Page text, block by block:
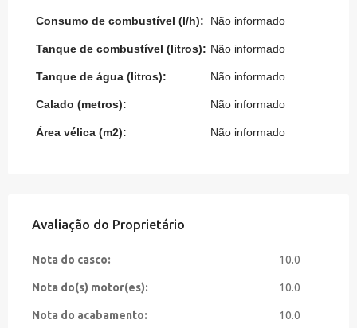
Consumo de combustível (l/h): Não informado
Tanque de combustível (litros): Não informado
Tanque de água (litros): Não informado
Calado (metros): Não informado
Área vélica (m2): Não informado
Avaliação do Proprietário
Nota do casco: 10.0
Nota do(s) motor(es): 10.0
Nota do acabamento: 10.0